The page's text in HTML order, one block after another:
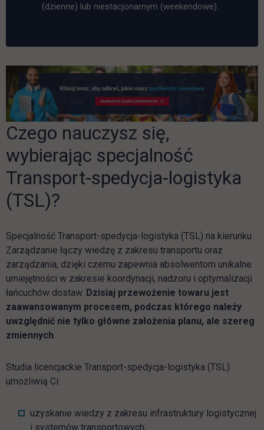
(dzienne) lub niestacjonarnym (weekendowe).
Czego nauczysz się,
wybierając specjalność
Transport-spedycja-logistyka
(TSL)?
Specjalność Transport-spedycja-logistyka (TSL) na kierunku
Zarządzanie łączy wiedzę z zakresu transportu oraz
zarządzania, dzięki czemu zapewnia absolwentom unikalne
umiejętności w zakresie koordynacji, nadzoru i optymalizacji
łańcuchów dostaw. Dzisiaj przewożenie towaru jest
zaawansowanym procesem, podczas którego należy
uwzględnić nie tylko główne założenia planu, ale szereg
zmiennych.
Studia licencjackie Transport-spedycja-logistyka (TSL)
umożliwią Ci:
uzyskanie wiedzy z zakresu infrastruktury logistycznej
i systemów transportowych,